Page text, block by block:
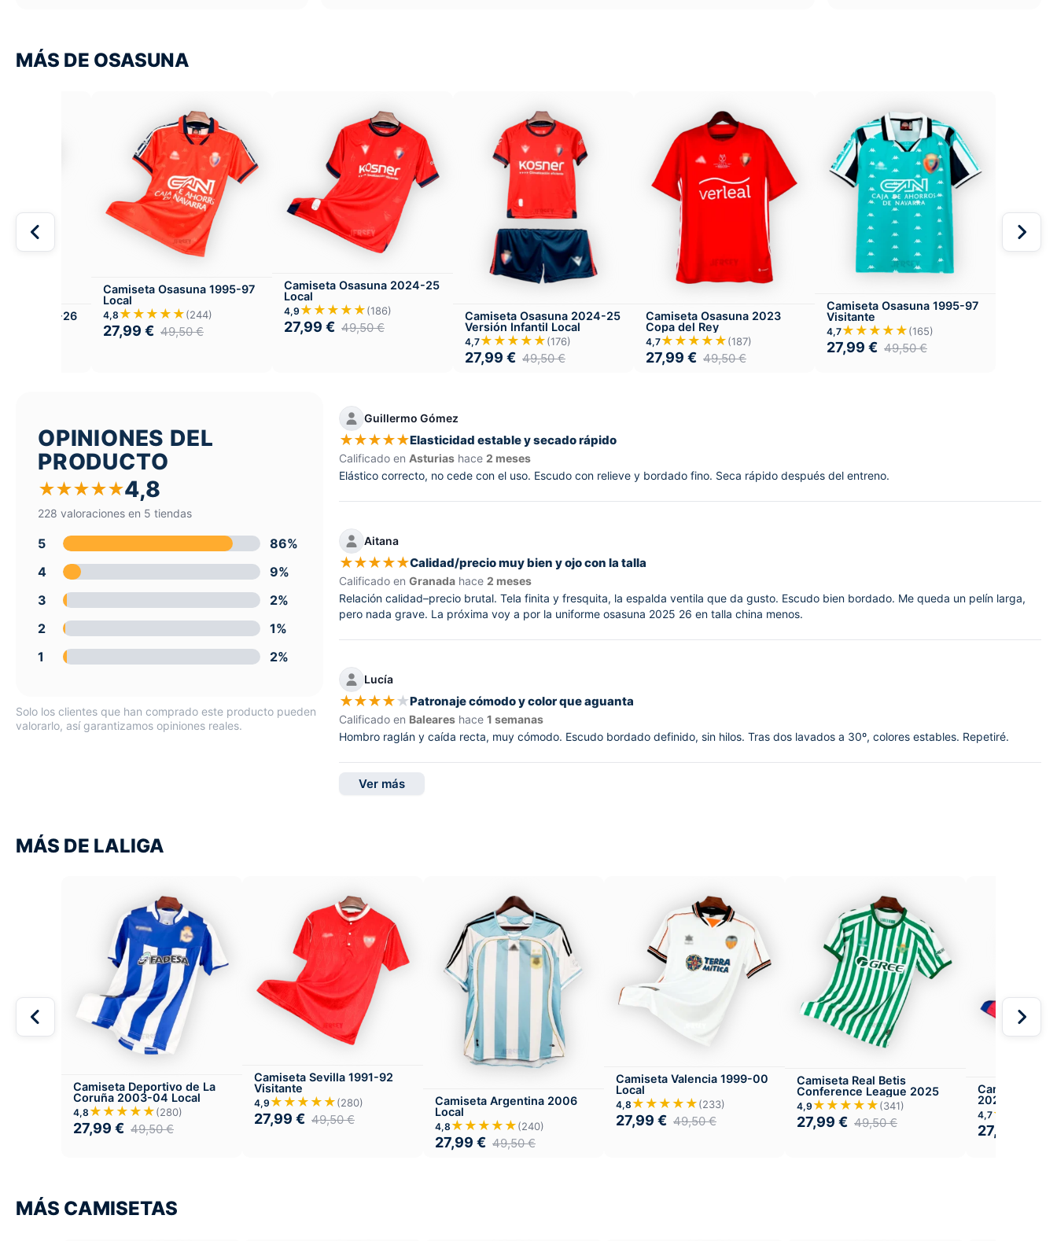
MÁS DE OSASUNA
2025-26
Camiseta Osasuna 1995-97
Local
4,8 ★★★★★(244)
27,99 € 49,50€
Camiseta Osasuna 2024-25
Local
4,9 ★★★★★(186)
27,99 € 49,50€
Camiseta Osasuna 2024-25
Versión Infantil Local
4,7★★★★★(176)
27,99 € 49,50€
Camiseta Osasuna 2023
Copa del Rey
4,7★★★★★(187)
27,99 € 49,50€
Camiseta Osasuna 1995-97
Visitante
4,7★★★★★(165)
27,99 € 49,50€
OPINIONES DEL
PRODUCTO
★★★★★4,8
228 valoraciones en 5 tiendas
5
86%
4
9%
3
2%
2
1%
1
2%
Solo los clientes que han comprado este producto pueden
valorarlo, así garantizamos opiniones reales.
Guillermo Gómez
★★★★★Elasticidad estable y secado rápido
Calificado en Asturias hace2 meses
Elástico correcto, no cede con el uso. Escudo con relieve y bordado fino. Seca rápido después del entreno.
Aitana
★★★★★Calidad/precio muy bien y ojo con la talla
Calificado enGranada hace2 meses
Relación calidad–precio brutal. Tela finita y fresquita, la espalda ventila que da gusto. Escudo bien bordado. Me queda un pelín larga,
pero nada grave. La próxima voy a por la uniforme osasuna 2025 26 en talla china menos.
Lucía
★★★★★Patronaje cómodo y color que aguanta
Calificado en Baleares hace1 semanas
Hombro raglán y caída recta, muy cómodo. Escudo bordado definido, sin hilos. Tras dos lavados a 30º, colores estables. Repetiré.
Ver más
MÁS DE LALIGA
Camiseta Deportivo de La
Coruña 2003-04 Local
4,8 ★★★★★(280)
27,99 € 49,50€
Camiseta Sevilla 1991-92
Visitante
4,9 ★★★★★(280)
27,99 € 49,50€
Camiseta Argentina 2006
Local
4,8 ★★★★★(240)
27,99 € 49,50€
Camiseta Valencia 1999-00
Local
4,8 ★★★★★(233)
27,99 € 49,50€
Camiseta Real Betis
Conference League 2025
4,9 ★★★★★(341)
27,99 € 49,50€
Camiseta FC
2025-26
4,7
27,99
MÁS CAMISETAS